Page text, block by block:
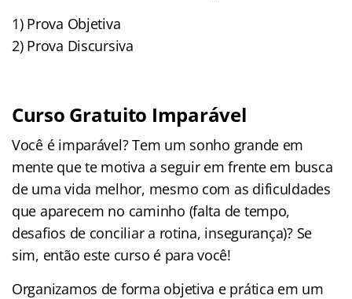
1) Prova Objetiva
2) Prova Discursiva
Curso Gratuito Imparável
Você é imparável? Tem um sonho grande em
mente que te motiva a seguir em frente em busca
de uma vida melhor, mesmo com as dificuldades
que aparecem no caminho (falta de tempo,
desafios de conciliar a rotina, insegurança)? Se
sim, então este curso é para você!
Organizamos de forma objetiva e prática em um